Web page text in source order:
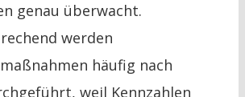
genau überwacht.
werden
häufig nach
weil Kennzahlen